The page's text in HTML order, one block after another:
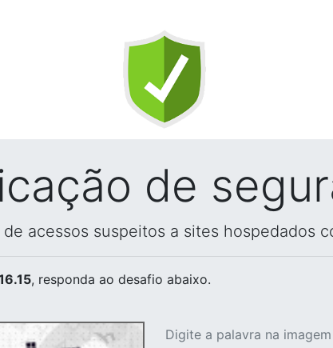
de
acessos suspeitos a sites hospedados
, responda ao desafio abaixo.
Digite a palavra na